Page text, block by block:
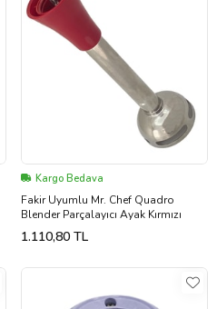
Kargo Bedava
Fakir Uyumlu Mr. Chef Quadro
Blender Parçalayıcı Ayak Kırmızı
1.110,80 TL